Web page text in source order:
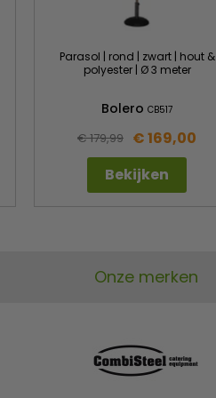
Parasol | rond | zwart | hout &
polyester | Ø 3 meter
Bolero CB517
€ 179,99 € 169,00
Bekijken
Onze merken